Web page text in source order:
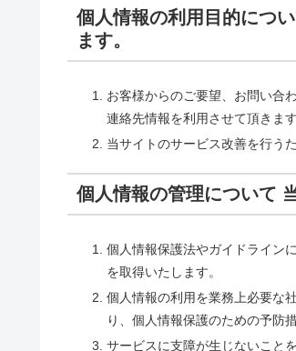
個人情報の利用目的につ
ます。
お客様からのご要望、お問い合
連絡先情報を利用させて頂きます
当サイトのサービス改善を行う
個人情報の管理について
個人情報保護法やガイドライン
を取得いたします。
個人情報の利用を業務上必要な
り、個人情報保護のための予防
サービスに支障が生じないこと